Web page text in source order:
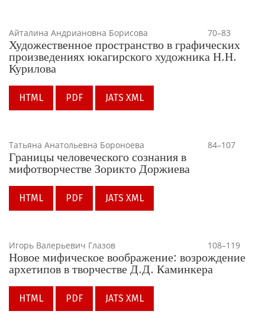
Айталина Андриановна Борисова 70–83
Художественное пространство в графических
произведениях юкагирского художника Н.Н.
Курилова
HTML PDF JATS XML
Татьяна Анатольевна Бороноева 84–107
Границы человеческого сознания в
мифотворчестве Зорикто Доржиева
HTML PDF JATS XML
Игорь Валерьевич Глазов 108–119
Новое мифическое воображение: возрождение
архетипов в творчестве Д.Д. Каминкера
HTML PDF JATS XML